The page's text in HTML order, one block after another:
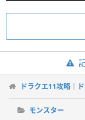
ドラクエ11攻略｜
モンスター